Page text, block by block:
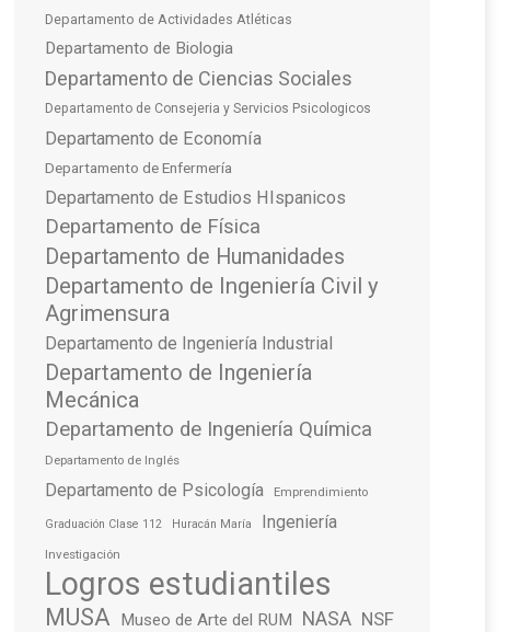
Departamento de Actividades Atléticas
Departamento de Biologia
Departamento de Ciencias Sociales
Departamento de Consejeria y Servicios Psicologicos
Departamento de Economía
Departamento de Enfermería
Departamento de Estudios HIspanicos
Departamento de Física
Departamento de Humanidades
Departamento de Ingeniería Civil y
Agrimensura
Departamento de Ingeniería Industrial
Departamento de Ingeniería
Mecánica
Departamento de Ingeniería Química
Departamento de Inglés
Departamento de Psicología Emprendimiento
Graduación Clase 112 Huracán María Ingeniería
Investigación
Logros estudiantiles
MUSA Museo de Arte del RUM NASA NSF